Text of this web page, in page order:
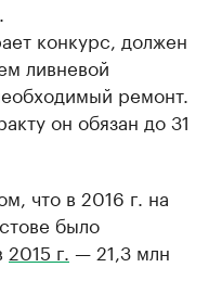
конкурс, должен
ливневой
ремонт.
он обязан до 31
что в 2016 г. на
было
2015 г. — 21,3 млн